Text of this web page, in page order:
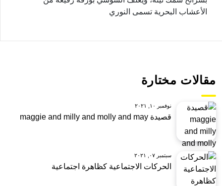
الأعشاب البحرية تسمى النوري
مقالات مختارة
نوفمبر ١٠, ٢٠٢١
قصيدة maggie and milly and molly and may
سبتمبر ٠٧, ٢٠٢١
الحركات الاجتماعية كظاهرة اجتماعية